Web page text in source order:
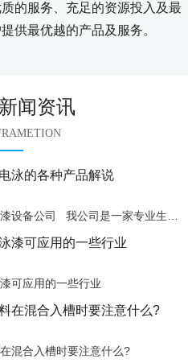
的服务、充足的资源投入及最
供最优越的产品及服务。
闻资讯
泳的各种产品解说
丰满区永泉电泳漆设备公司 我公司是一家专业生产：电泳涂料、电泳设备、凃装设备企业，集设计、制造、安装、调试及售后服务于一体，经过多年来的发展，已成为国内较具规模的电泳涂料生产商、涂装
漆可应用的一些行业
可应用的一些行业
在混合入槽时要注意什么?
混合入槽时要注意什么?